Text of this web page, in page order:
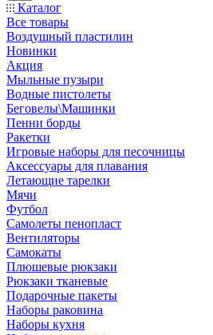
Каталог
Все товары
Воздушный пластилин
Новинки
Акция
Мыльные пузыри
Водные пистолеты
Беговелы\Машинки
Пенни борды
Ракетки
Игровые наборы для песочницы
Аксессуары для плавания
Летающие тарелки
Мячи
Футбол
Самолеты пенопласт
Вентиляторы
Самокаты
Плюшевые рюкзаки
Рюкзаки тканевые
Подарочные пакеты
Наборы раковина
Наборы кухня